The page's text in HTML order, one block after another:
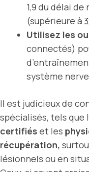
1,9 du délai
(supérieure à
Utilisez les
connectés)
système
Il est judicieux de
spécialisés, tels que
certifiés et les
récupération,
lésionnels ou en